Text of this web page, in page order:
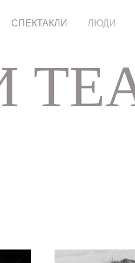
СПЕКТАКЛИ ЛЮДИ